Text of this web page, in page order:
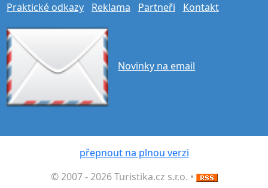
Praktické odkazy
Reklama Partneři Kontakt
Novinky na email
přepnout na plnou verzi
© 2007 - 2026 Turistika.cz s.r.o. •